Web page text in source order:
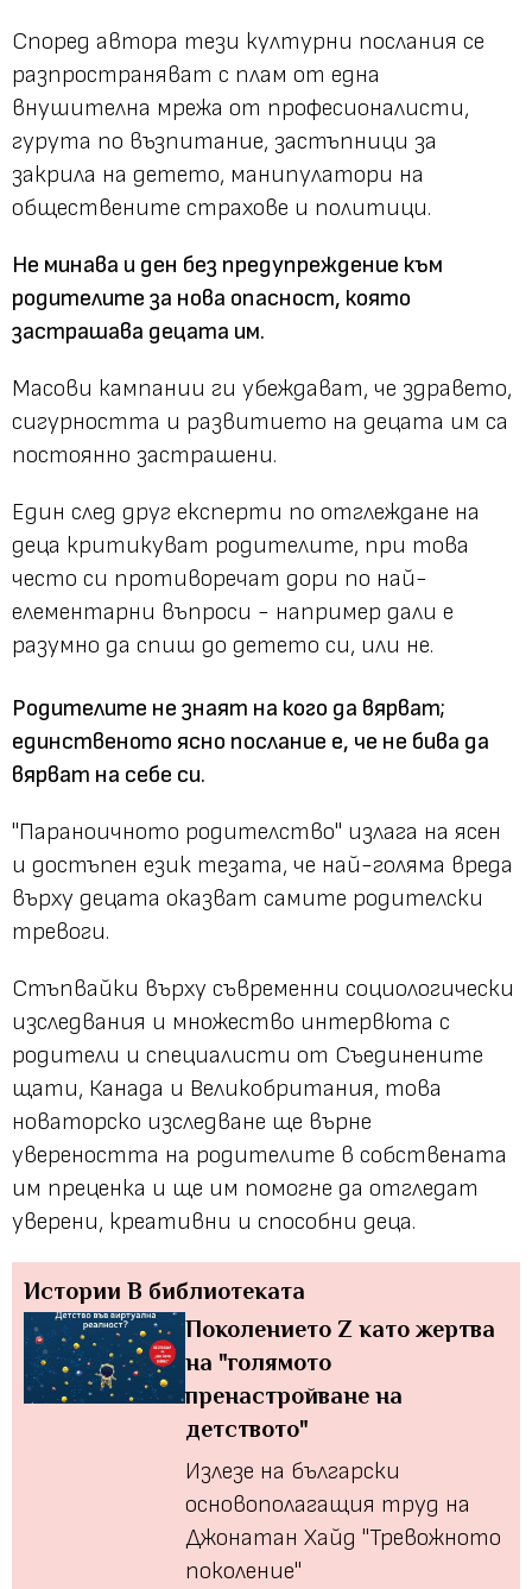
Според автора тези културни послания се
разпространяват с плам от една
внушителна мрежа от професионалисти,
гурута по възпитание, застъпници за
закрила на детето, манипулатори на
обществените страхове и политици.
Не минава и ден без предупреждение към
родителите за нова опасност, която
застрашава децата им.
Масови кампании ги убеждават, че здравето,
сигурността и развитието на децата им са
постоянно застрашени.
Един след друг експерти по отглеждане на
деца критикуват родителите, при това
често си противоречат дори по най-
елементарни въпроси - например дали е
разумно да спиш до детето си, или не.
Родителите не знаят на кого да вярват;
единственото ясно послание е, че не бива да
вярват на себе си.
"Параноичното родителство" излага на ясен
и достъпен език тезата, че най-голяма вреда
върху децата оказват самите родителски
тревоги.
Стъпвайки върху съвременни социологически
изследвания и множество интервюта с
родители и специалисти от Съединените
щати, Канада и Великобритания, това
новаторско изследване ще върне
увереността на родителите в собствената
им преценка и ще им помогне да отгледат
уверени, креативни и способни деца.
Истории В библиотеката
Поколението Z като жертва
на "голямото
пренастройване на
детството"
Излезе на български
основополагащия труд на
Джонатан Хайд "Тревожното
поколение"